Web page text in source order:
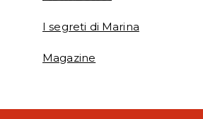
I segreti di Marina
Magazine